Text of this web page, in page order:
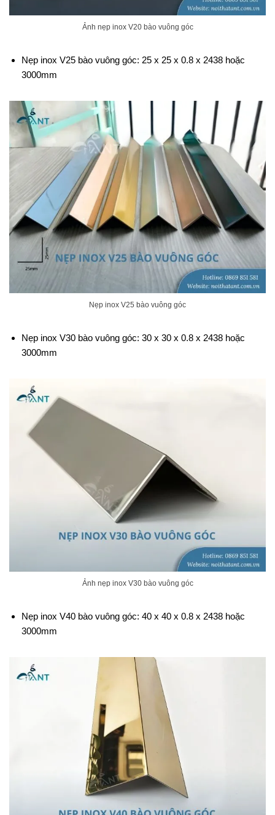
Ảnh nẹp inox V20 bào vuông góc
Nẹp inox V25 bào vuông góc: 25 x 25 x 0.8 x 2438 hoặc
3000mm
Nẹp inox V25 bào vuông góc
Nẹp inox V30 bào vuông góc: 30 x 30 x 0.8 x 2438 hoặc
3000mm
Ảnh nẹp inox V30 bào vuông góc
Nẹp inox V40 bào vuông góc: 40 x 40 x 0.8 x 2438 hoặc
3000mm